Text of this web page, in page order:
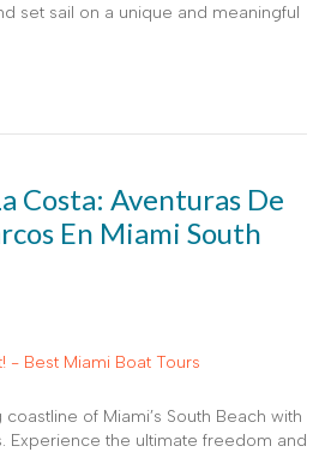
set sail on a unique and meaningful
Costa: Aventuras De
En Miami South
of Miami’s South Beach with
Experience the ultimate freedom and